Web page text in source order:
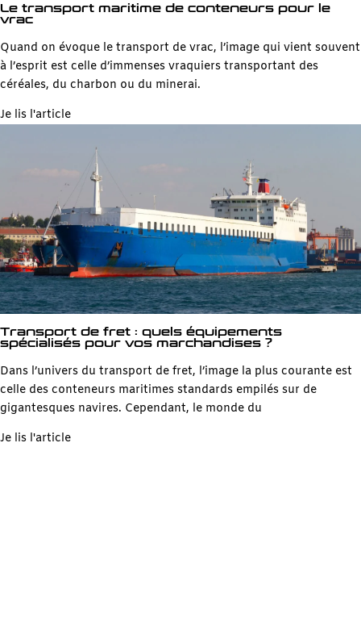
Le transport maritime de conteneurs pour le
vrac
Quand on évoque le transport de vrac, l’image qui vient souvent
à l’esprit est celle d’immenses vraquiers transportant des
céréales, du charbon ou du minerai.
Je lis l'article
Transport de fret : quels équipements
spécialisés pour vos marchandises ?
Dans l’univers du transport de fret, l’image la plus courante est
celle des conteneurs maritimes standards empilés sur de
gigantesques navires. Cependant, le monde du
Je lis l'article